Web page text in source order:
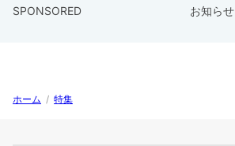
SPONSORED お知らせ
ホーム / 特集